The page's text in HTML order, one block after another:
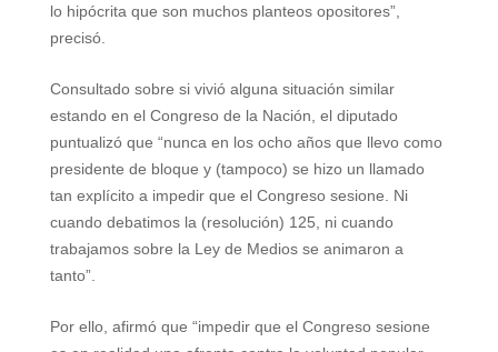
lo hipócrita que son muchos planteos opositores”,
precisó.
Consultado sobre si vivió alguna situación similar
estando en el Congreso de la Nación, el diputado
puntualizó que “nunca en los ocho años que llevo como
presidente de bloque y (tampoco) se hizo un llamado
tan explícito a impedir que el Congreso sesione. Ni
cuando debatimos la (resolución) 125, ni cuando
trabajamos sobre la Ley de Medios se animaron a
tanto”.
Por ello, afirmó que “impedir que el Congreso sesione